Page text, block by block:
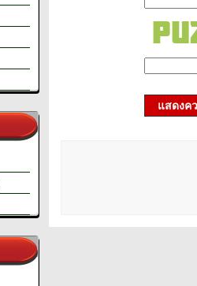
แสดงค